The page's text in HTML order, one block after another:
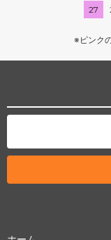
27
※ピンク